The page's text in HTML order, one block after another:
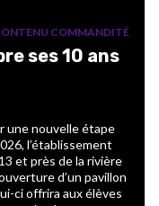
COMMANDITÉ
ses 10 ans
une nouvelle étape
l’établissement
et près de la rivière
d’un pavillon
ci offrira aux élèves